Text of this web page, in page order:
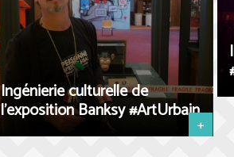
Ingénierie culturelle de
l’exposition Banksy #ArtUrbain
+